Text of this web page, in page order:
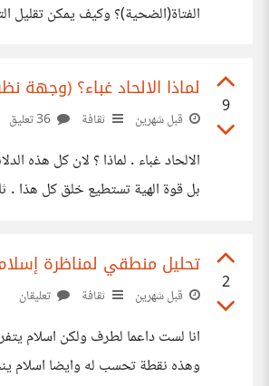
الفتاة(الضحية)؟ وكيف يمكن تقليل
9
لماذا الالحاد غباء؟ (وجهة
قبل شهرين ثقافة
الالحاد غباء . لماذا ؟ لان كل هذه
بل قوة الهية تستطيع خلق كل هذا .
2
تحليل منطقي لمناظرة إسلام البحيري وعبد
قبل شهرين ثقافة تعليقان
انا لست داعما لطرف ولكن اسلام
وهذه نقطة تحسب له وايضا اسلام